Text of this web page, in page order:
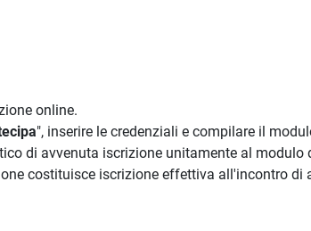
online.
", inserire le credenziali e compilare il
di avvenuta iscrizione unitamente al modulo
costituisce iscrizione effettiva all'incontro di